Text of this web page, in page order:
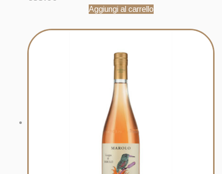
Aggiungi al carrello